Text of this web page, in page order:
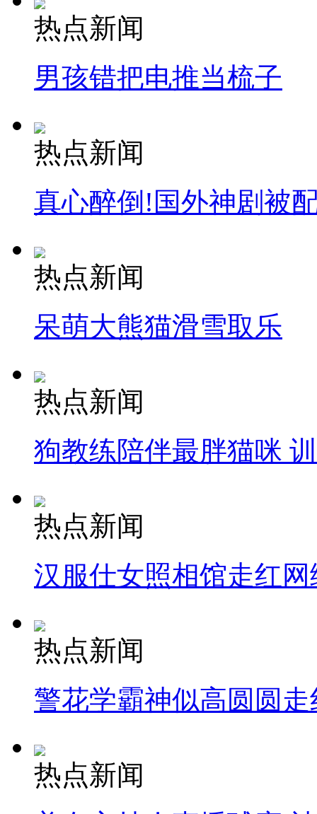
纽约上演“枕头大战”
司机酒驾遇交警 急速倒车逃窜
热点新闻
男孩错把电推当梳子
热点新闻
真心醉倒!国外神剧被
热点新闻
呆萌大熊猫滑雪取乐
热点新闻
狗教练陪伴最胖猫咪
热点新闻
汉服仕女照相馆走红网
热点新闻
警花学霸神似高圆圆走
热点新闻